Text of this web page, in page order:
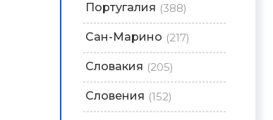
Португалия (388)
Сан-Марино (217)
Словакия (205)
Словения (152)